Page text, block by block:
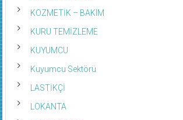
KOZMETİK – BAKIM
KURU TEMİZLEME
KUYUMCU
Kuyumcu Sektörü
LASTİKÇİ
LOKANTA